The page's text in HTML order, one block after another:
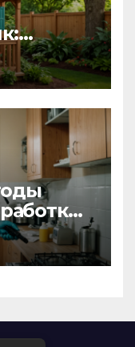
от
подход
и